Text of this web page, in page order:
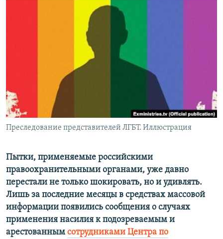
СОВЕТЫ ПРАВОЗАЩИТНИКОВ
ПРОПАВШИЕ БЕЗ ВЕСТИ
ПОБЕДИТЕЛЕЙ НЕ СУДЯТ?
КРЫМ.НЕПОКОРЕННЫЙ
УКРАИНСКАЯ ПРОБЛЕМА КРЫМА
Все сайты RFE/RL
Преследование представителей ЛГБТ. Иллюстрация
Пытки, применяемые российскими
правоохранительными органами, уже давно
перестали не только шокировать, но и удивлять.
Лишь за последние месяцы в средствах массовой
информации появились сообщения о случаях
применения насилия к подозреваемым и
арестованным сотрудниками Центра по